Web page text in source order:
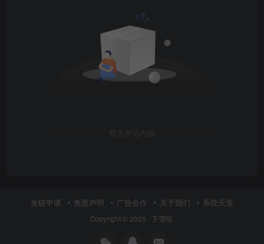
暂无评论内容
友链申请 免责声明 广告合作 关于我们 系统天堂
Copyright © 2025 · 下雪啦